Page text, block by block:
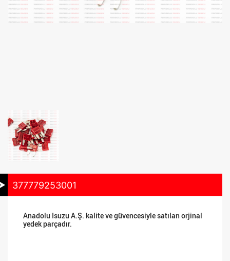
377779253001
Anadolu Isuzu A.Ş. kalite ve güvencesiyle satılan orjinal
yedek parçadır.